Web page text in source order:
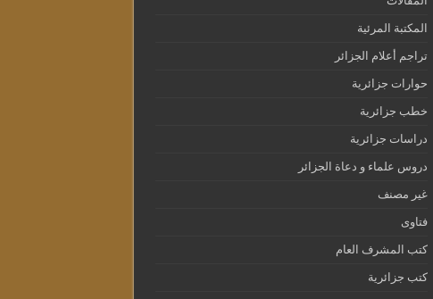
المكتبة المرئية
تراجم أعلام الجزائر
حوارات جزائرية
خطب جزائرية
دراسات جزائرية
دروس علماء و دعاة الجزائر
غير مصنف
فتاوى
كتب المشرف العام
كتب جزائرية